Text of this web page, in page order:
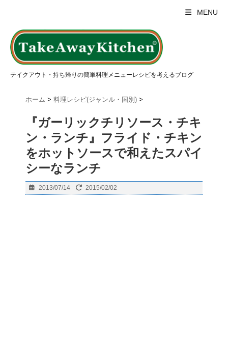
MENU
テイクアウト・持ち帰りの簡単料理メニューレシピを考えるブログ
ホーム > 料理レシピ(ジャンル・国別) >
『ガーリックチリソース・チキ
ン・ランチ』フライド・チキン
をホットソースで和えたスパイ
シーなランチ
2013/07/14 2015/02/02